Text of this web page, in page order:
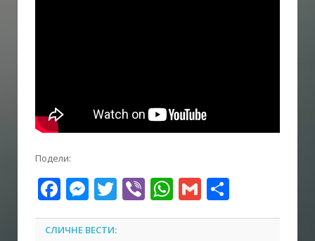
Подели:
Facebook
Messenger
Twitter
ViberWhatsApp
Gmail
СЛИЧНЕ ВЕСТИ: